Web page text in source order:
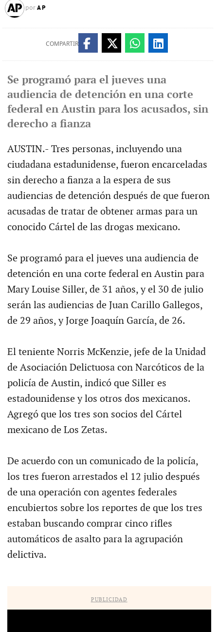
por AP
COMPARTIR
Se programó para el jueves una
audiencia de detención en una corte
federal en Austin para los acusados, sin
derecho a fianza
AUSTIN.- Tres personas, incluyendo una
ciudadana estadunidense, fueron encarceladas
sin derecho a fianza a la espera de sus
audiencias de detención después de que fueron
acusadas de tratar de obtener armas para un
conocido Cártel de las drogas mexicano.
Se programó para el jueves una audiencia de
detención en una corte federal en Austin para
Mary Louise Siller, de 31 años, y el 30 de julio
serán las audiencias de Juan Carillo Gallegos,
de 29 años, y Jorge Joaquín García, de 26.
El teniente Norris McKenzie, jefe de la Unidad
de Asociación Delictuosa con Narcóticos de la
policía de Austin, indicó que Siller es
estadounidense y los otros dos mexicanos.
Agregó que los tres son socios del Cártel
mexicano de Los Zetas.
De acuerdo con un comunicado de la policía,
los tres fueron arrestados el 12 julio después
de una operación con agentes federales
encubiertos sobre los reportes de que los tres
estaban buscando comprar cinco rifles
automáticos de asalto para la agrupación
delictiva.
PUBLICIDAD